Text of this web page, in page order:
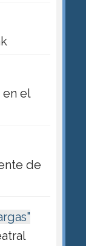
en el
de